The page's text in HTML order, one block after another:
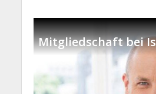
Mitgliedschaft bei